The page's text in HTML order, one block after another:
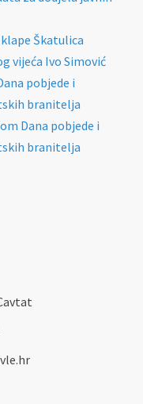
Škatulica
vijeća Ivo Simović
pobjede i
branitelja
Dana pobjede i
branitelja